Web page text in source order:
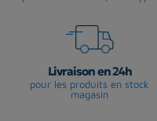
Livraison en 24h
pour les produits en stock
magasin